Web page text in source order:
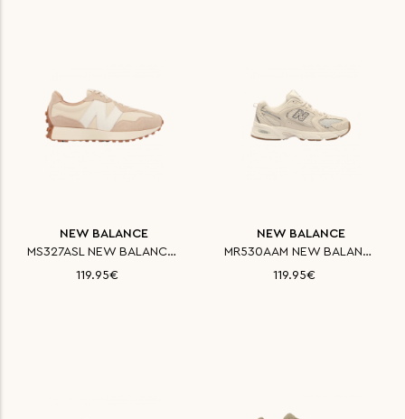
NEW BALANCE
MS327ASL NEW BALANCE ΠΑΠΟΥΤΣΙ
119.95€
NEW BALANCE
MR530AAM NEW BALANCE ΠΑΠΟΥΤΣΙ
119.95€